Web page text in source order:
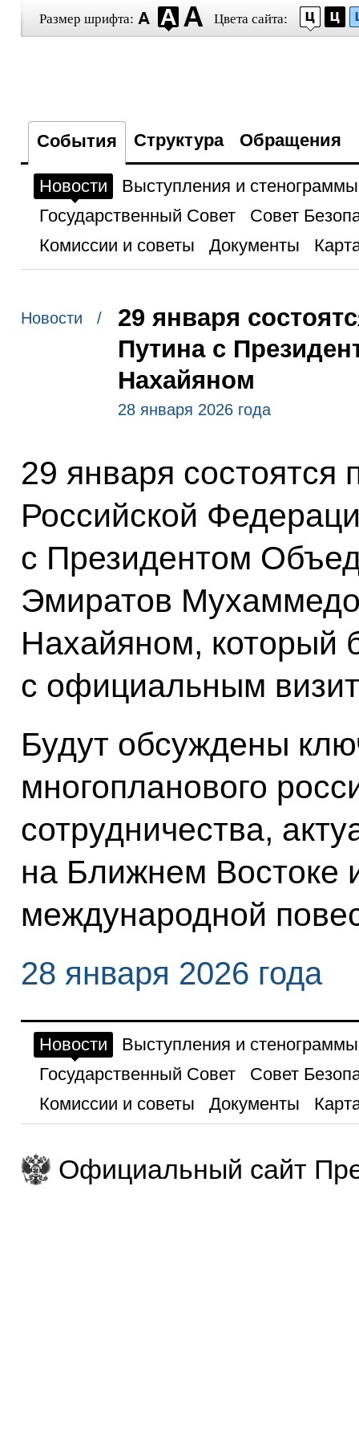
Размер шрифта: Цвета сайта:
События Структура Обращения
Новости
Выступления и стенограммы
Государственный Совет
Совет
Комиссии и советы
Документы
Новости /
29 января
Путина с
Нахайяном
28 января 2026 года
29 января состоятся
Российской
с Президентом
Эмиратов
Нахайяном, который
с официальным
Будут обсуждены
многопланового
сотрудничества,
на Ближнем Востоке
международной
28 января 2026 года
Новости
Выступления и стенограммы
Государственный Совет
Совет
Комиссии и советы
Документы
Официальный сайт